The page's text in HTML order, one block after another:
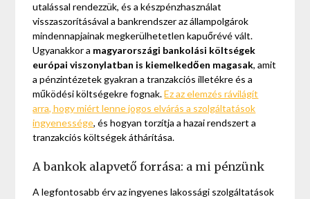
utalással rendezzük, és a készpénzhasználat
visszaszorításával a bankrendszer az állampolgárok
mindennapjainak megkerülhetetlen kapuőrévé vált.
Ugyanakkor a magyarországi bankolási költségek
európai viszonylatban is kiemelkedően magasak, amit
a pénzintézetek gyakran a tranzakciós illetékre és a
működési költségekre fognak.Ez az elemzés rávilágít
arra, hogy miért lenne jogos elvárás a szolgáltatások
ingyenessége, és hogyan torzítja a hazai rendszert a
tranzakciós költségek áthárítása.
A bankok alapvető forrása: a mi pénzünk
A legfontosabb érv az ingyenes lakossági szolgáltatások